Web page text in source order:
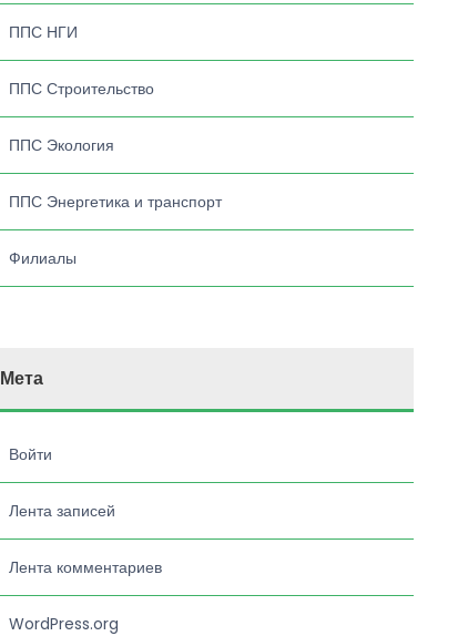
ППС НГИ
ППС Строительство
ППС Экология
ППС Энергетика и транспорт
Филиалы
Мета
Войти
Лента записей
Лента комментариев
WordPress.org